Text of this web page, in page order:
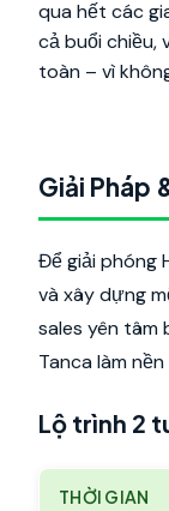
qua hết các
cả buổi chiều,
toàn – vì
Giải Pháp
Để giải phóng
và xây dựng
sales yên tâm
Tanca làm
Lộ trình 2
THỜI GIAN